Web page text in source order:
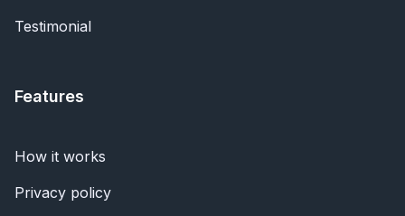
Testimonial
Features
How it works
Privacy policy